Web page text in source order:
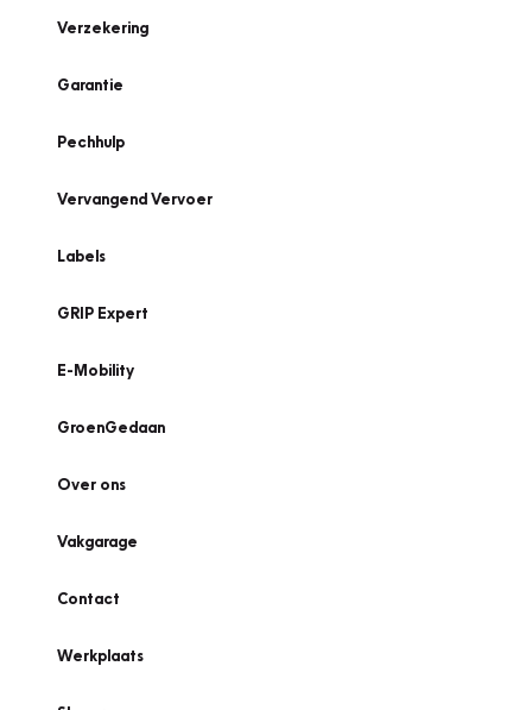
Verzekering
Garantie
Pechhulp
Vervangend Vervoer
Labels
GRIP Expert
E-Mobility
GroenGedaan
Over ons
Vakgarage
Contact
Werkplaats